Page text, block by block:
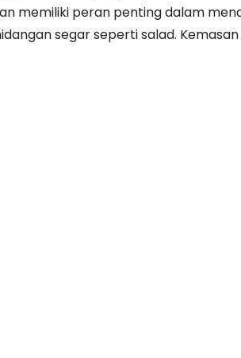
memiliki peran penting dalam
segar seperti salad.